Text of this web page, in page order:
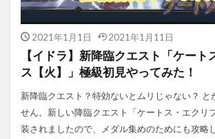
2021年1月1日 2021年1月11日
【イドラ】新降臨クエスト「ケート
ス【火】」極級初見やってみた！
新降臨クエスト？特効ないとムリじゃない？ と
せん。新しい降臨クエスト「ケートス・エクリ
装されましたので、メダル集めのためにも攻略